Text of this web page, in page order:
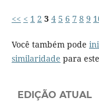
<< < 1 2 3 4 5 6 7 8 9
Você também pode
similaridade para
EDIÇÃO ATUAL